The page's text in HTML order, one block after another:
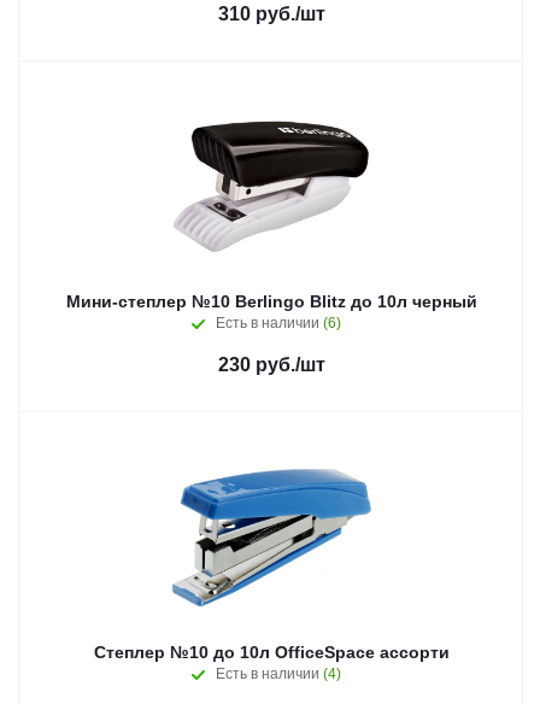
310руб./шт
Мини-степлер №10 Berlingo Blitz до 10л черный
Есть в наличии (6)
230руб./шт
Степлер №10 до 10л OfficeSpace ассорти
Есть в наличии (4)